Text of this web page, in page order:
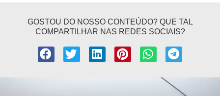
GOSTOU DO NOSSO CONTEÚDO? QUE TAL
COMPARTILHAR NAS REDES SOCIAIS?